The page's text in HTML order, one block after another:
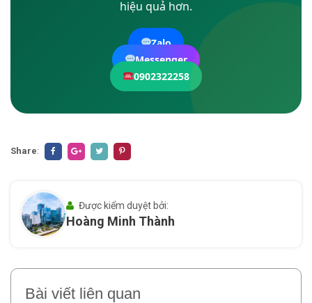
hiệu quả hơn.
Zalo
Messenger
0902322258
Share:
Được kiểm duyệt bởi:
Hoàng Minh Thành
Bài viết liên quan